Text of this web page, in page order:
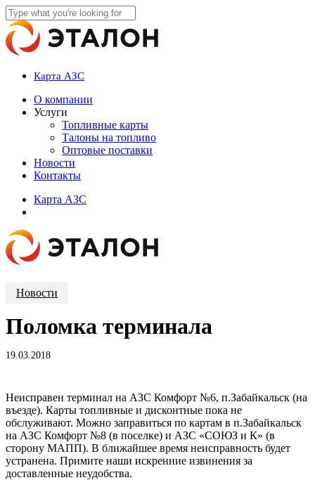
Skip
to
main
content
Close
Search
Карта АЗС
account
Menu
О компании
Услуги
Топливные карты
Талоны на топливо
Оптовые поставки
Новости
Контакты
Карта АЗС
Новости
Поломка терминала
19.03.2018
Неисправен терминал на АЗС Комфорт №6, п.Забайкальск (на
въезде). Карты топливные и дисконтные пока не
обслуживают. Можно заправиться по картам в п.Забайкальск
на АЗС Комфорт №8 (в поселке) и АЗС «СОЮЗ и К» (в
сторону МАПП). В ближайшее время неисправность будет
устранена. Примите наши искренние извинения за
доставленные неудобства.